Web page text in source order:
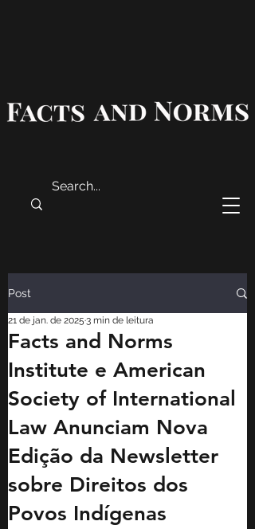
Post
Facts and Norms
Institute e American
Society of International
Law Anunciam Nova
Edição da Newsletter
sobre Direitos dos
Povos Indígenas
21 de jan. de 2025 3 min de leitura